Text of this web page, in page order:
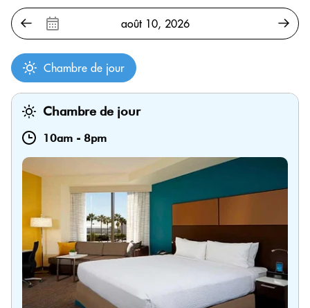
Chambre de jour
Chambre de jour
10am - 8pm